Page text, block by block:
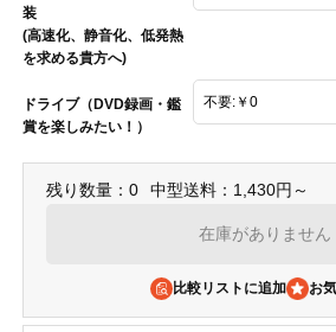
装
(高速化、静音化、低発熱
を求める貴方へ)
ドライブ（DVD録画・鑑
賞を楽しみたい！）
残り数量：0 中型送料：1,430円～
在庫がありません
比較リストに追加